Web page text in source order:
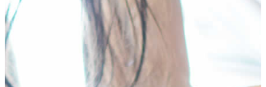
ケアンズ（オーストラリア）のスタディツアー
ボホール島（フィリピン）のスタディーツアー
英語で世界が変わる